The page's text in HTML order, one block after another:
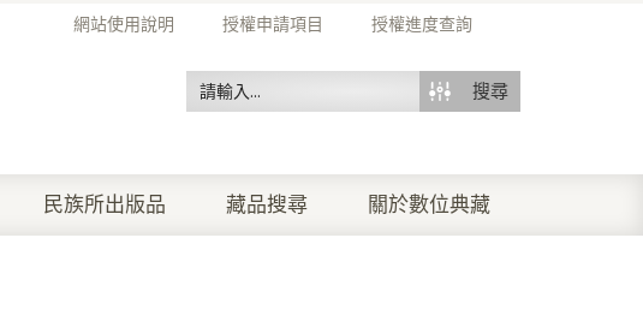
網站使用說明 授權申請項目 授權進度查詢
搜尋
民族所出版品 藏品搜尋 關於數位典藏